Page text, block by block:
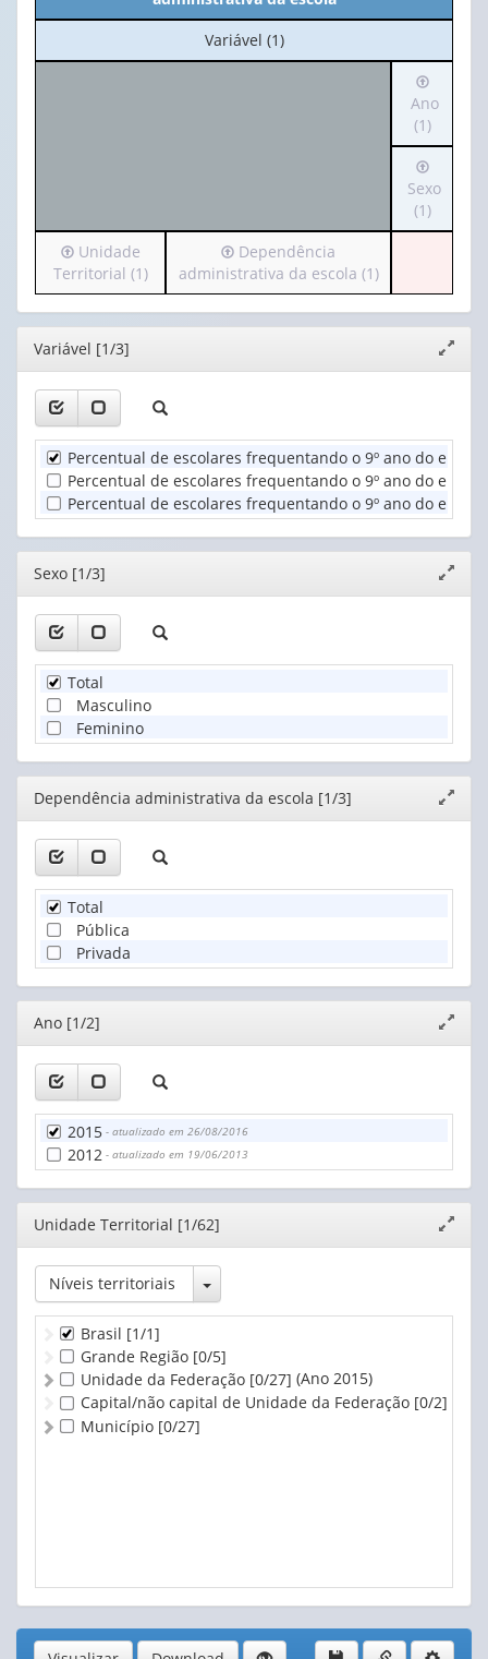
No
cabeçalho:
Variável (1)
Irá
para
o
cabeçalho
(possui
apenas
1
valor):
(1)
Ano
(1)
Irá
para
o
cabeçalho
1
valor):
Sexo
Sexo
(1)
Irá
para
o
cabeçalho
(possui
apenas
valor):
Unidade
Territorial
(1)
Unidade
Territorial (1)
Irá
para
o
cabeçalho
Dependência
administrativa
da
escola
(1)
Dependência
administrativa da escola (1)
Editor
janela
Variável [1/3]
Percentual de escolares frequentando o 9º ano do
Percentual de escolares frequentando o 9º ano do
Percentual de escolares frequentando o 9º ano do
Editor
janela
Sexo [1/3]
Total
Masculino
Feminino
Editor
janela
Dependência administrativa da escola [1/3]
Total
Pública
Privada
Editor
janela
Ano [1/2]
2015 - atualizado em 26/08/2016
2012 - atualizado em 19/06/2013
Editor
janela
Unidade Territorial [1/62]
Níveis territoriais Toggle Dropdown
Brasil [1/1]
Grande Região [0/5]
Unidade da Federação [0/27] (Ano 2015)
Capital/não capital de Unidade da Federação [0/2]
Município [0/27]